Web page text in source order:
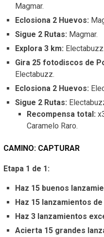
Magmar.
Eclosiona 2 Huevos:
Sigue 2 Rutas: Magmar.
Explora 3 km: Electabuzz.
Gira 25 fotodiscos de
Electabuzz.
Eclosiona 2 Huevos:
Sigue 2 Rutas:
Recompensa total:
Caramelo Raro.
CAMINO: CAPTURAR
Etapa 1 de 1:
Haz 15 buenos
Haz 15 lanzamientos
Haz 3 lanzamientos
Acierta 15 grandes